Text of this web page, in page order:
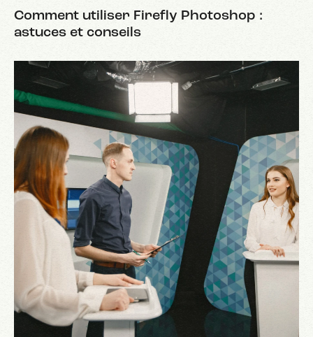
Comment utiliser Firefly Photoshop :
astuces et conseils